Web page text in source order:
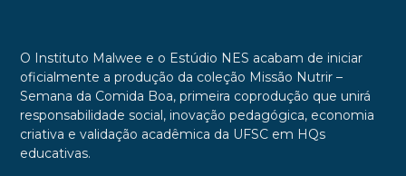
O Instituto Malwee e o Estúdio NES acabam de iniciar
oficialmente a produção da coleção Missão Nutrir –
Semana da Comida Boa, primeira coprodução que unirá
responsabilidade social, inovação pedagógica, economia
criativa e validação acadêmica da UFSC em HQs
educativas.